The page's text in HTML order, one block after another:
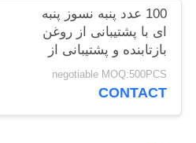
100 عدد پنبه نسوز پنبه
ای با پشتیبانی از روغن
بازتابنده و پشتیبانی از
میدان گازی
negotiable MOQ:500PCS
CONTACT